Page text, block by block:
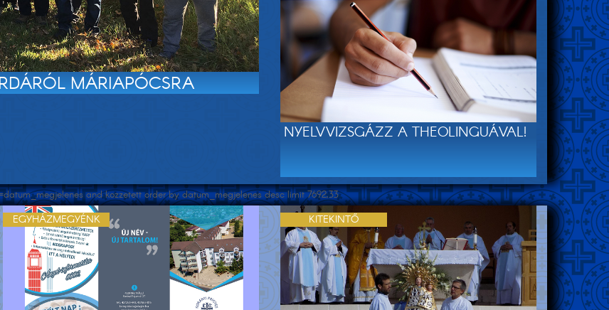
MÁRIAPÓCSRA
NYELVVIZSGÁZZ A THEOLINGUÁVAL!
and kozzetett order by datum_megjelenes desc limit 7692,33
EGYHÁZMEGYÉNK KITEKINTŐ